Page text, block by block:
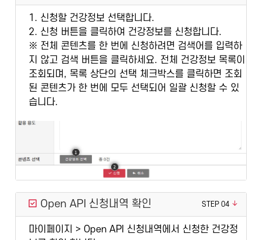
1. 신청할 건강정보 선택합니다.
2. 신청 버튼을 클릭하여 건강정보를 신청합니다.
※ 전체 콘텐츠를 한 번에 신청하려면 검색어를 입력하
지 않고 검색 버튼을 클릭하세요. 전체 건강정보 목록이
조회되며, 목록 상단의 선택 체크박스를 클릭하면 조회
된 콘텐츠가 한 번에 모두 선택되어 일괄 신청할 수 있
습니다.
Open API 신청내역 확인 STEP 04
마이페이지 > Open API 신청내역에서 신청한 건강정